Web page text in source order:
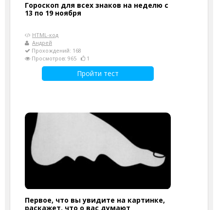
Гороскоп для всех знаков на неделю с
13 по 19 ноября
HTML-код
Андрей
Прохождений: 168
Просмотров: 965
1
Пройти тест
Первое, что вы увидите на картинке,
раскажет, что о вас думают